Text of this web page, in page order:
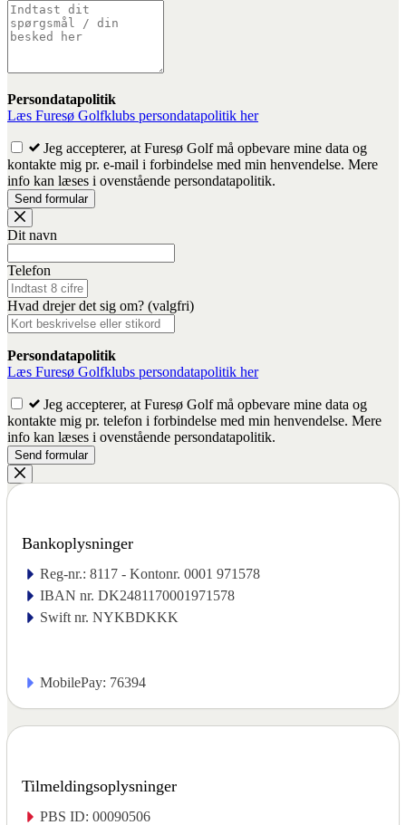
Persondatapolitik
Læs Furesø Golfklubs persondatapolitik her
Jeg accepterer, at Furesø Golf må opbevare mine data og
kontakte mig pr. e-mail i forbindelse med min henvendelse. Mere
info kan læses i ovenstående persondatapolitik.
Send formular
Leave
field
blank
Dit navn
Telefon
Hvad drejer det sig om? (valgfri)
Persondatapolitik
Læs Furesø Golfklubs persondatapolitik her
Jeg accepterer, at Furesø Golf må opbevare mine data og
kontakte mig pr. telefon i forbindelse med min henvendelse. Mere
info kan læses i ovenstående persondatapolitik.
Send formular
Bankoplysninger
Reg-nr.: 8117 - Kontonr. 0001 971578
IBAN nr. DK2481170001971578
Swift nr. NYKBDKKK
MobilePay: 76394
Tilmeldingsoplysninger
PBS ID: 00090506